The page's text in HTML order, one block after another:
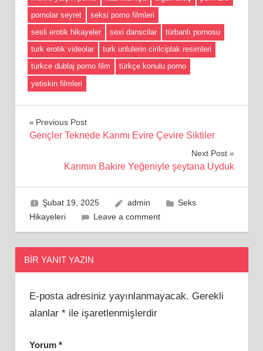
pornolar seyret
seksi porno filmleri
sesli erotik hikayeler
sexi danscilar
türbanlı pornosu
turk erotik videolar
turk unlulerin cirilciplak resimleri
turkce dublaj porno film
türkçe konulu porno
yetiskin filmleri
Yazı
Previous Post
Gençler Teknede Karımı Evire Çevire Siktiler
Next Post
Karımın Bakire Yeğeniyle şeytana Uyduk
Şubat 19, 2025 admin
Seks
Hikayeleri
Leave a comment
BIR YANIT YAZIN
E-posta adresiniz yayınlanmayacak. Gerekli
alanlar *ile işaretlenmişlerdir
Yorum *